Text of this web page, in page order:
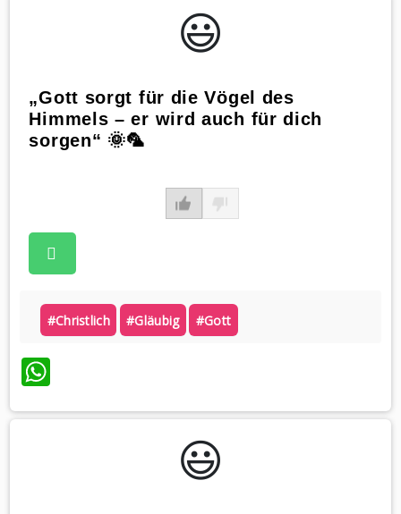
😃️
„Gott sorgt für die Vögel des
Himmels – er wird auch für dich
sorgen“ 🌞🦜
#christlich #gläubig #gott
WhatsApp
😃️